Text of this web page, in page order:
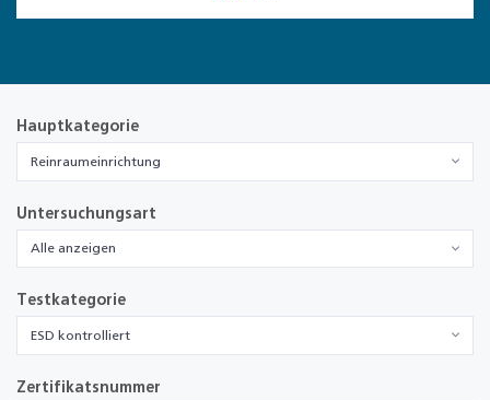
Hauptkategorie
Reinraumeinrichtung
Untersuchungsart
Alle anzeigen
Testkategorie
ESD kontrolliert
Zertifikatsnummer